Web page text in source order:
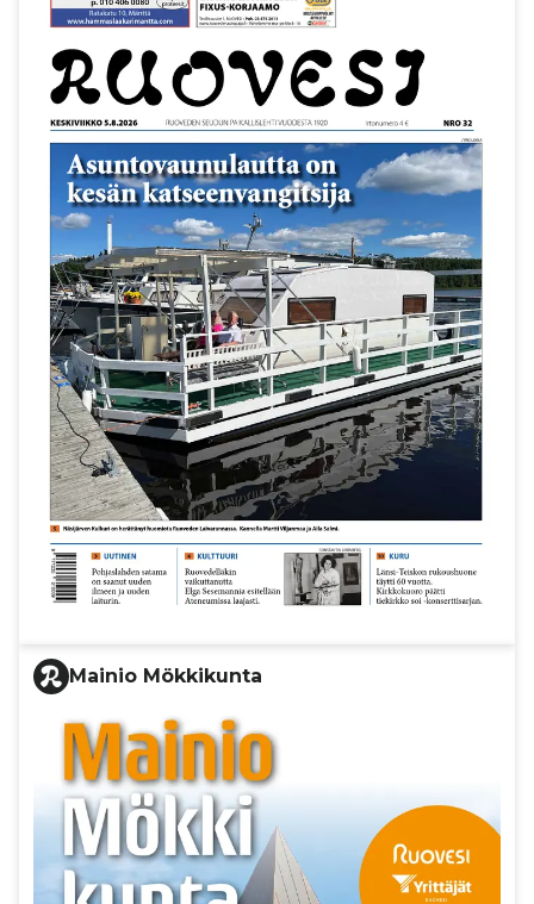
Mainio Mökkikunta